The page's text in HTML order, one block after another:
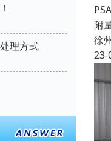
理方式
附
徐
23-